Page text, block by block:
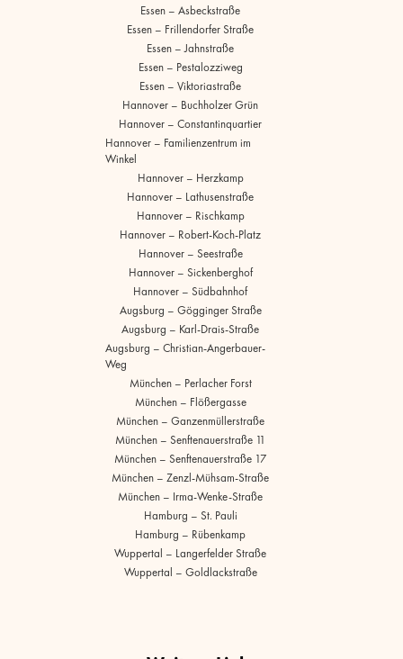
Essen – Asbeckstraße
Essen – Frillendorfer Straße
Essen – Jahnstraße
Essen – Pestalozziweg
Essen – Viktoriastraße
Hannover – Buchholzer Grün
Hannover – Constantinquartier
Hannover – Familienzentrum im
Winkel
Hannover – Herzkamp
Hannover – Lathusenstraße
Hannover – Rischkamp
Hannover – Robert-Koch-Platz
Hannover – Seestraße
Hannover – Sickenberghof
Hannover – Südbahnhof
Augsburg – Gögginger Straße
Augsburg – Karl-Drais-Straße
Augsburg – Christian-Angerbauer-
Weg
München – Perlacher Forst
München – Flößergasse
München – Ganzenmüllerstraße
München – Senftenauerstraße 11
München – Senftenauerstraße 17
München – Zenzl-Mühsam-Straße
München – Irma-Wenke-Straße
Hamburg – St. Pauli
Hamburg – Rübenkamp
Wuppertal – Langerfelder Straße
Wuppertal – Goldlackstraße